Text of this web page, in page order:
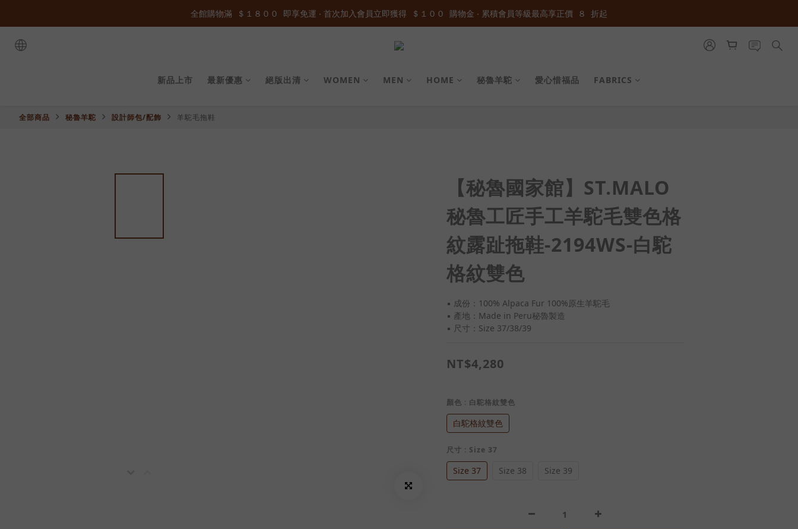
全館購物滿  ＄１８００  即享免運 ‧ 首次加入會員立即獲得  ＄１００  購物金 ‧ 累積會員等級最高享正價  ８  折起
加入官方LINE ID : @wau4368o 享額外秘密折扣
全館購物滿  ＄１８００  即享免運 ‧ 首次加入會員立即獲得  ＄１００  購物金 ‧ 累積會員等級最高享正價  ８  折起
新品上市 最新優惠 絕版出清 WOMEN MEN HOME 秘魯羊駝 愛心惜福品 FABRICS
全部商品 秘魯羊駝 設計師包/配飾 羊駝毛拖鞋
【秘魯國家館】ST.MALO
秘魯工匠手工羊駝毛雙色格
紋露趾拖鞋-2194WS-白駝
格紋雙色
▪️ 成份：100% Alpaca Fur 100%原生羊駝毛
▪️ 產地：Made in Peru秘魯製造
▪️ 尺寸：Size 37/38/39
NT$4,280
顏色 : 白駝格紋雙色
白駝格紋雙色
尺寸 : Size 37
Size 37 Size 38 Size 39